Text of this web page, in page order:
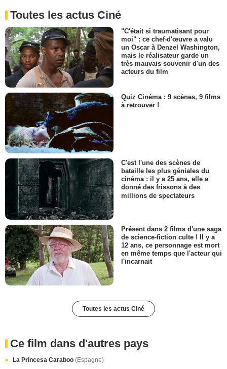
Toutes les actus Ciné
"C'était si traumatisant pour
moi" : ce chef-d'œuvre a valu
un Oscar à Denzel Washington,
mais le réalisateur garde un
très mauvais souvenir d'un des
acteurs du film
Quiz Cinéma : 9 scènes, 9 films
à retrouver !
C'est l'une des scènes de
bataille les plus géniales du
cinéma : il y a 25 ans, elle a
donné des frissons à des
millions de spectateurs
Présent dans 2 films d'une saga
de science-fiction culte ! Il y a
12 ans, ce personnage est mort
en même temps que l'acteur qui
l'incarnait
Toutes les actus Ciné
Ce film dans d'autres pays
La Princesa Caraboo (Espagne)